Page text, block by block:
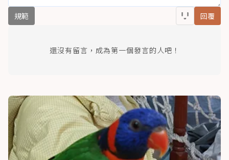
規範 回覆
還沒有留言，成為第一個發言的人吧！